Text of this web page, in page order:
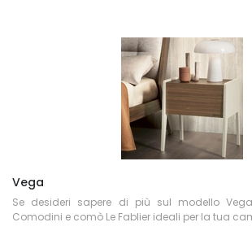
Vega
Se desideri sapere di più sul modello
Comodini e comò Le Fablier ideali per la tua